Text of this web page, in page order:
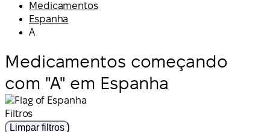
Medicamentos
Espanha
A
Medicamentos começando
com "A" em Espanha
Filtros
Limpar filtros